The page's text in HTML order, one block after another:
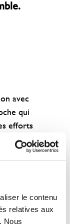
le contenu
relatives aux
Nous
avec
qui
efforts
des
17
des